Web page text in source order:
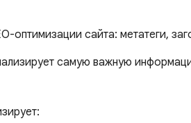
оптимизации сайта: метатеги,
самую важную